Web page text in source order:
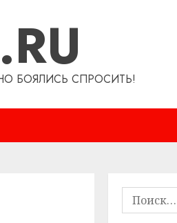
БОЯЛИСЬ СПРОСИТЬ!
Найти: